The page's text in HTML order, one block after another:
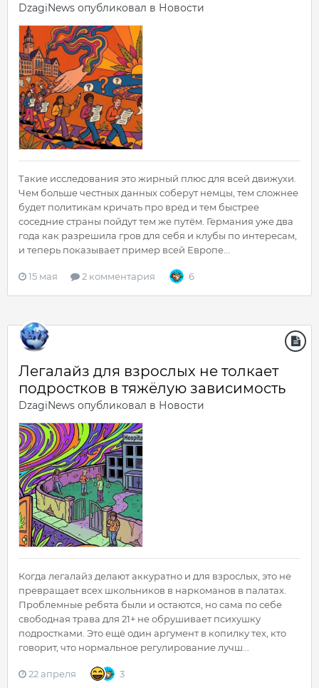
DzagiNews опубликовал в Новости
Такие исследования это жирный плюс для всей движухи.
Чем больше честных данных соберут немцы, тем сложнее
будет политикам кричать про вред и тем быстрее
соседние страны пойдут тем же путём. Германия уже два
года как разрешила гров для себя и клубы по интересам,
и теперь показывает пример всей Европе...
15 мая 2 комментария 6
Легалайз для взрослых не толкает
подростков в тяжёлую зависимость
DzagiNews опубликовал в Новости
Когда легалайз делают аккуратно и для взрослых, это не
превращает всех школьников в наркоманов в палатах.
Проблемные ребята были и остаются, но сама по себе
свободная трава для 21+ не обрушивает психушку
подростками. Это ещё один аргумент в копилку тех, кто
говорит, что нормальное регулирование лучш...
22 апреля 3